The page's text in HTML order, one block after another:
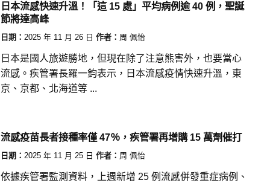
日本流感快速升溫！「這 15 處」平均病例逾 40 例，聖誕
節將達高峰
日期： 2025 年 11 月 26 日 作者： 周 佩怡
日本是國人旅遊勝地，但現在除了注意熊害外，也要當心
流感。疾管署長羅一鈞表示，日本流感疫情快速升溫，東
京、京都、北海道等 ...
流感疫苗長者接種率僅 47％，疾管署再增購 15 萬劑催打
日期： 2025 年 11 月 25 日 作者： 周 佩怡
依據疾管署監測資料，上週新增 25 例流感併發重症病例、